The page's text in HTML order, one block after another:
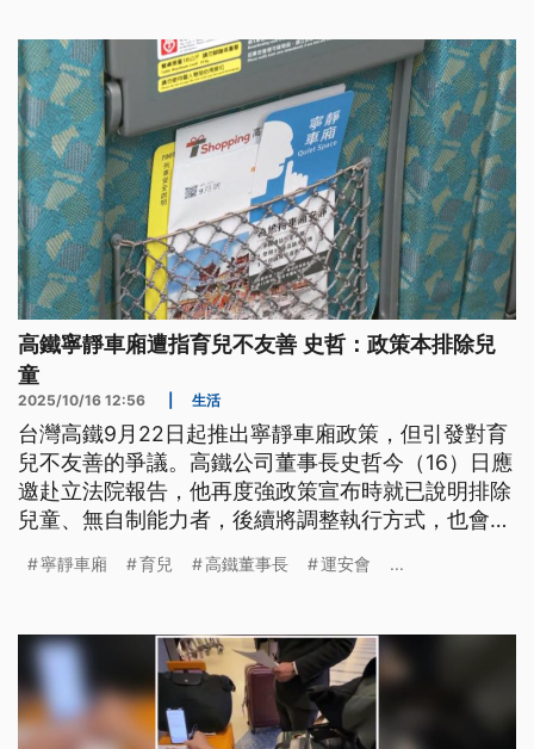
高鐵寧靜車廂遭指育兒不友善 史哲：政策本排除兒
童
2025/10/16 12:56 生活
台灣高鐵9月22日起推出寧靜車廂政策，但引發對育
兒不友善的爭議。高鐵公司董事長史哲今（16）日應
邀赴立法院報告，他再度強政策宣布時就已說明排除
兒童、無自制能力者，後續將調整執行方式，也會跟
在半年後可接受寧靜車廂。
寧靜車廂 育兒 高鐵董事長 運安會 ...